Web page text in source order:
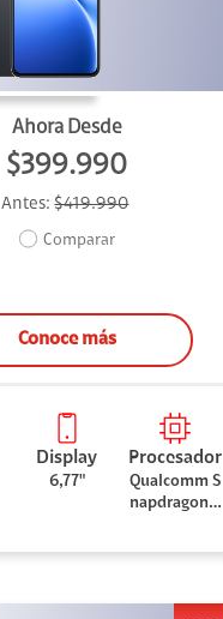
Ahora Desde
$399.990
Antes:$419.990
Comparar
Conoce más
Display
6,77"
Procesador
Qualcomm S
napdragon 7